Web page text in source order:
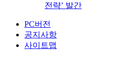
전략’ 발간
PC버전
공지사항
사이트맵